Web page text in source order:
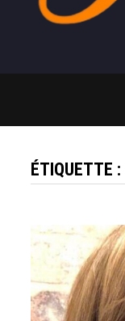
ÉTIQUETTE :